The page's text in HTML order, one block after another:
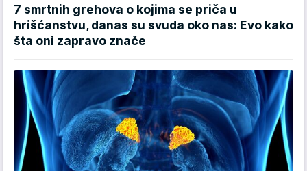
7 smrtnih grehova o kojima se priča u
hrišćanstvu, danas su svuda oko nas: Evo kako
šta oni zapravo znače